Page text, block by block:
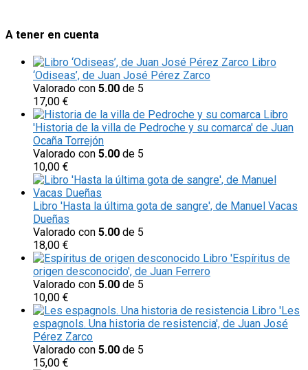
A tener en cuenta
Libro
‘Odiseas’, de Juan José Pérez Zarco
Valorado con 5.00 de 5
17,00 €
Libro
'Historia de la villa de Pedroche y su comarca' de Juan
Ocaña Torrejón
Valorado con 5.00 de 5
10,00 €
Libro 'Hasta la última gota de sangre', de Manuel Vacas
Dueñas
Valorado con 5.00 de 5
18,00 €
Libro 'Espíritus de
origen desconocido', de Juan Ferrero
Valorado con 5.00 de 5
10,00 €
Libro 'Les
espagnols. Una historia de resistencia', de Juan José
Pérez Zarco
Valorado con 5.00 de 5
15,00 €